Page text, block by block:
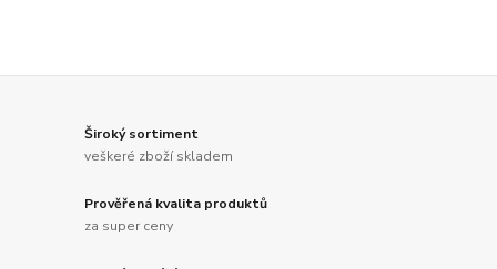
Široký sortiment
veškeré zboží skladem
Prověřená kvalita produktů
za super ceny